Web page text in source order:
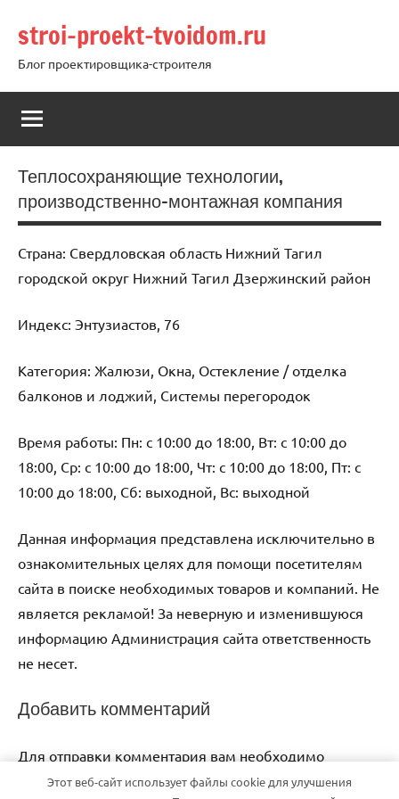
содержимому
stroi-proekt-tvoidom.ru
Блог проектировщика-строителя
Теплосохраняющие технологии,
производственно-монтажная компания
Страна: Свердловская область Нижний Тагил
городской округ Нижний Тагил Дзержинский район
Индекс: Энтузиастов, 76
Категория: Жалюзи, Окна, Остекление / отделка
балконов и лоджий, Системы перегородок
Время работы: Пн: с 10:00 до 18:00, Вт: с 10:00 до
18:00, Ср: с 10:00 до 18:00, Чт: с 10:00 до 18:00, Пт: с
10:00 до 18:00, Сб: выходной, Вс: выходной
Данная информация представлена исключительно в
ознакомительных целях для помощи посетителям
сайта в поиске необходимых товаров и компаний. Не
является рекламой! За неверную и изменившуюся
информацию Администрация сайта ответственность
не несет.
Добавить комментарий
Для отправки комментария вам необходимо
авторизоваться
Этот веб-сайт использует файлы cookie для улучшения